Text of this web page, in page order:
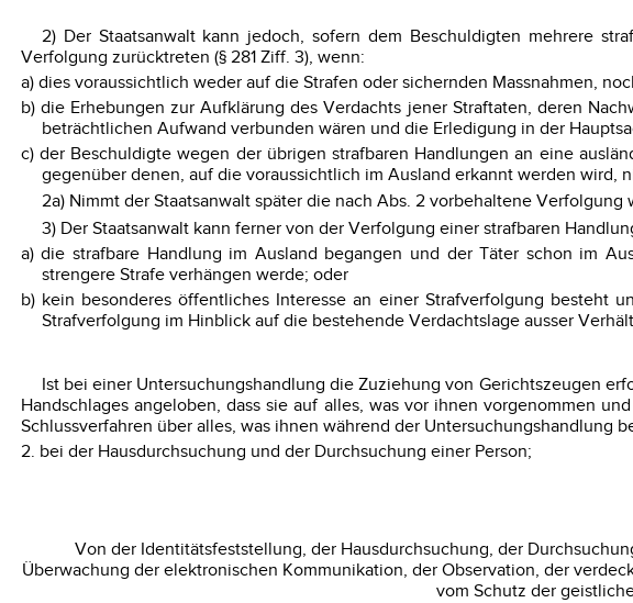
2) Der Staatsanwalt kann jedoch, sofern dem Beschuldigten mehrere
Verfolgung zurücktreten (§ 281 Ziff. 3), wenn:
a) dies voraussichtlich weder auf die Strafen oder sichernden Massnahmen,
b) die Erhebungen zur Aufklärung des Verdachts jener Straftaten, deren
beträchtlichen Aufwand verbunden wären und die Erledigung in der
c) der Beschuldigte wegen der übrigen strafbaren Handlungen an eine
gegenüber denen, auf die voraussichtlich im Ausland erkannt werden wird,
2a) Nimmt der Staatsanwalt später die nach Abs. 2 vorbehaltene
3) Der Staatsanwalt kann ferner von der Verfolgung einer strafbaren
a) die strafbare Handlung im Ausland begangen und der Täter schon im
strengere Strafe verhängen werde; oder
b) kein besonderes öffentliches Interesse an einer Strafverfolgung besteht
Strafverfolgung im Hinblick auf die bestehende Verdachtslage ausser
Ist bei einer Untersuchungshandlung die Zuziehung von Gerichtszeugen
Handschlages angeloben, dass sie auf alles, was vor ihnen vorgenommen
Schlussverfahren über alles, was ihnen während der
2. bei der Hausdurchsuchung und der Durchsuchung einer Person;
Von der Identitätsfeststellung, der Hausdurchsuchung, der
Überwachung der elektronischen Kommunikation, der Observation, der
vom Schutz der